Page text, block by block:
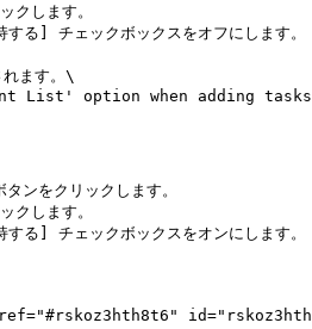
します。
] チェックボックスをオフにします。
れます。\
ンをクリックします。
します。
] チェックボックスをオンにします。
href="#rskoz3hth8t6"